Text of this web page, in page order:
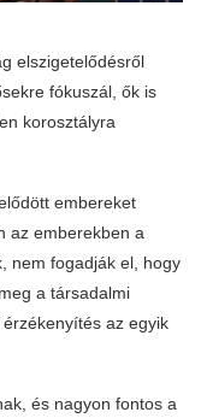
elszigetelődésről
fókuszál, ők is
korosztályra
embereket
az emberekben a
nem fogadják el, hogy
a társadalmi
az egyik
és nagyon fontos a